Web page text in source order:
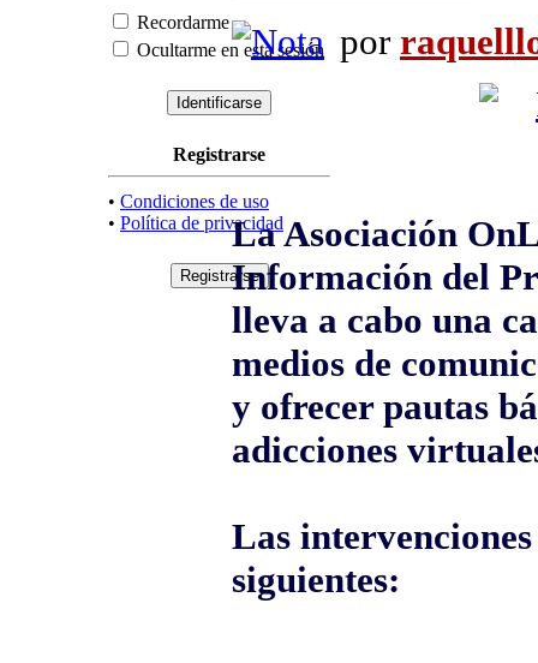
Recordarme
Ocultarme en esta sesión
Registrarse
• Condiciones de uso
• Política de privacidad
por
La Asociación
Información del
lleva a cabo una
medios de
y ofrecer pautas
adicciones
Las
siguientes: